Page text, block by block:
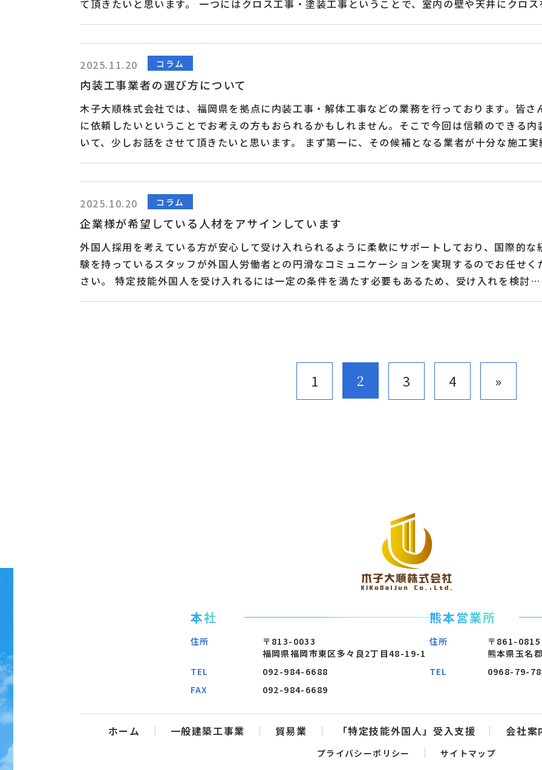
て頂きたいと思います。 一つにはクロス工事・塗装工事ということで、室内の壁や天井にクロ
す。また、軽鉄・ボード工事は壁や天井などの下地を作るための工事です。床仕上げ工事はフ
の工事です。左官工事は室内での壁や床を仕上げるための工事です。その他にも関連する設備工
子大順株式会社では、福岡県を拠点に内装工事・解体工事など一般建築工事業を請け負っており
組み立て式のユニットハウスなどの輸入、製造、販売を一貫して行っております。また、中国を
援および外国人労働...
2025.11.20 コラム
内装工事業者の選び方について
木子大順株式会社では、福岡県を拠点に内装工事・解体工事などの業務を行っております。皆
に依頼したいということでお考えの方もおられるかもしれません。そこで今回は信頼のできる
いて、少しお話をさせて頂きたいと思います。 まず第一に、その候補となる業者が十分な施工
がよろしいかと思います。また、内装工事にもいくつかの種類がありますが、お客様がご希望
が複雑になりそうであれば、一社のみで完結するような体制のある業者の方が手間が省けます
内装工事・解体工事など一般建築工事業を請け負っております。貿易部門ではアルミ製品を中心
入、製造、販売を一貫して行っております。また、中国をはじめとする「特定技能外国人」受入
頂いております。...
2025.10.20 コラム
企業様が希望している人材をアサインしています
外国人採用を考えている方が安心して受け入れられるように柔軟にサポートしており、国際的な
験を持っているスタッフが外国人労働者との円滑なコミュニケーションを実現するのでお任せく
さい。 特定技能外国人を受け入れるには一定の条件を満たす必要もあるため、受け入れを検討し
ている方は先に準備などもしなければなりません。 受け入れた会社は守らないとダメな義務がい
グをおこない、その後は外国人労働者と雇用主との間で適切な契約を結ぶサポートもおこないま
す。 仮に欠員が出たとしてもスムーズな人材の補填もするので、いろいろな部分で円滑に進められ
るような提案やバックアップをするのでお任せください。 これから外国人採用を検討している
1 2 3 4 »
本社
住所
〒813-0033
福岡県福岡市東区多々良2丁目48-19-1
TEL
092-984-6688
FAX
092-984-6689
熊本営業所
住所
〒861-0815
熊本県玉名
TEL
0968-79-
ホーム 一般建築工事業 貿易業 「特定技能外国人」受入支援 会社案
プライバシーポリシー サイトマップ